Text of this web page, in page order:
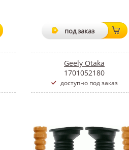
под заказ
Geely Otaka
1701052180
доступно под заказ